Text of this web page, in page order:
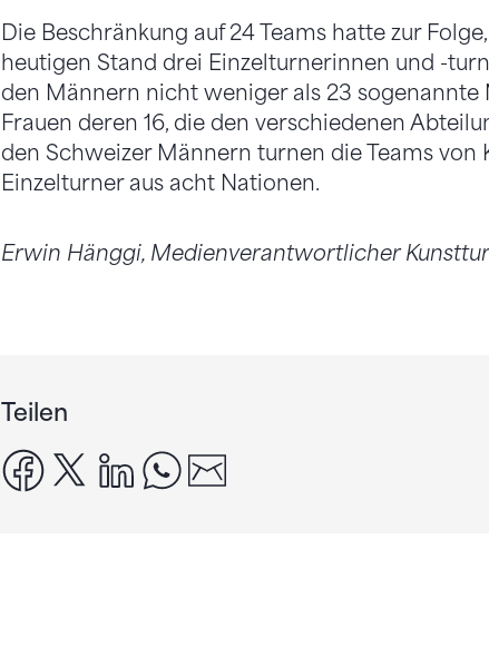
Die Beschränkung auf 24 Teams hatte zur
heutigen Stand drei Einzelturnerinnen und -
den Männern nicht weniger als 23
Frauen deren 16, die den verschiedenen
den Schweizer Männern turnen die Teams
Einzelturner aus acht Nationen.
Erwin Hänggi, Medienverantwortlicher
Teilen
facebook
x linkedinwhatsapp